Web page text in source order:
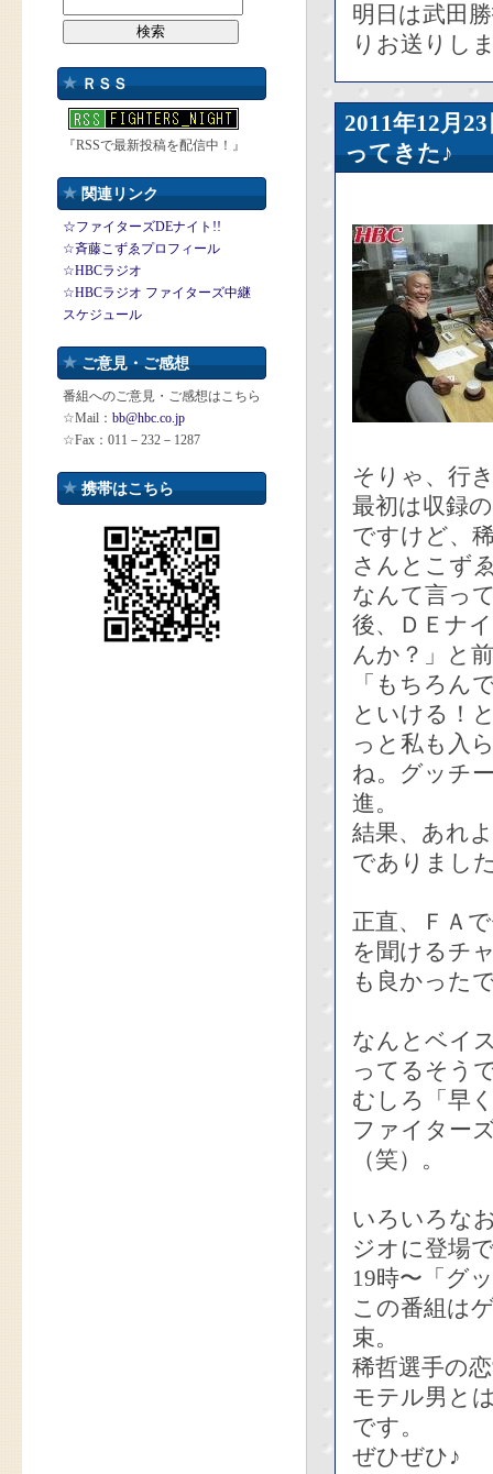
ＲＳＳ
『RSSで最新投稿を配信中！』
関連リンク
☆ファイターズDEナイト!!
☆斉藤こずゑプロフィール
☆HBCラジオ
☆HBCラジオ ファイターズ中継
スケジュール
ご意見・ご感想
番組へのご意見・ご感想はこちら
☆Mail： bb@hbc.co.jp
☆Fax：011－232－1287
携帯はこちら
明日は武田
りお送りし
2011年12
ってきた♪
そりゃ、行
最初は収録
ですけど、
さんとこず
なんて言っ
後、ＤＥナ
んか？」と
「もちろん
といける！
っと私も入
ね。グッチ
進。
結果、あれ
でありまし
正直、ＦＡ
を聞けるチ
も良かった
なんとベイ
ってるそう
むしろ「早
ファイター
（笑）。
いろいろな
ジオに登場
19時〜「グ
この番組は
束。
稀哲選手の
モテル男と
です。
ぜひぜひ♪